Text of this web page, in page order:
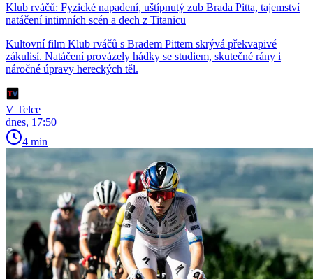
Klub rváčů: Fyzické napadení, uštípnutý zub Brada Pitta, tajemství
natáčení intimních scén a dech z Titanicu
Kultovní film Klub rváčů s Bradem Pittem skrývá překvapivé
zákulisí. Natáčení provázely hádky se studiem, skutečné rány i
náročné úpravy hereckých těl.
V Telce
dnes, 17:50
4 min